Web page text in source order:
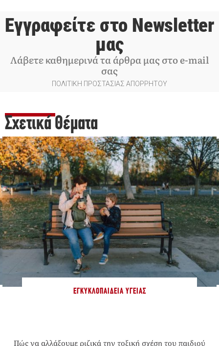
Εγγραφείτε στο Newsletter
μας
Λάβετε καθημερινά τα άρθρα μας στο e-mail
σας
ΠΟΛΙΤΙΚΗ ΠΡΟΣΤΑΣΙΑΣ ΑΠΟΡΡΗΤΟΥ
Σχετικά Θέματα
ΕΓΚΥΚΛΟΠΑΊΔΕΙΑ ΥΓΕΊΑΣ
Πώς να αλλάξουμε ριζικά την τοξική σχέση του παιδιού